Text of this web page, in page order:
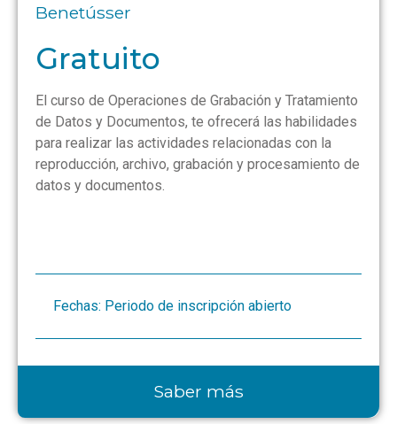
Benetússer
Gratuito
El curso de Operaciones de Grabación y Tratamiento
de Datos y Documentos, te ofrecerá las habilidades
para realizar las actividades relacionadas con la
reproducción, archivo, grabación y procesamiento de
datos y documentos.
Fechas: Periodo de inscripción abierto
Saber más